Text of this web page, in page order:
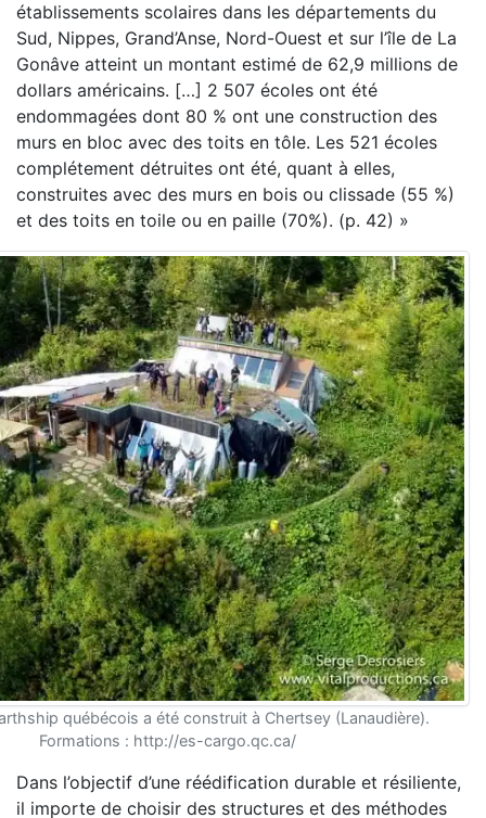
établissements scolaires dans les départements du
Sud, Nippes, Grand’Anse, Nord-Ouest et sur l’île de La
Gonâve atteint un montant estimé de 62,9 millions de
dollars américains. […] 2 507 écoles ont été
endommagées dont 80 % ont une construction des
murs en bloc avec des toits en tôle. Les 521 écoles
complétement détruites ont été, quant à elles,
construites avec des murs en bois ou clissade (55 %)
et des toits en toile ou en paille (70%). (p. 42) »
québécois a été construit à Chertsey (Lanaudière).
Formations : http://es-cargo.qc.ca/
Dans l’objectif d’une réédification durable et résiliente,
il importe de choisir des structures et des méthodes